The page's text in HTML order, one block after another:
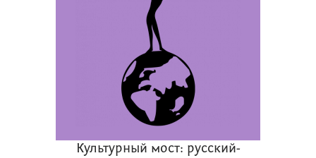
Культурный мост: русский-